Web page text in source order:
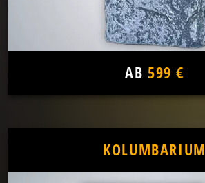
AB 599 €
KOLUMBARIUM